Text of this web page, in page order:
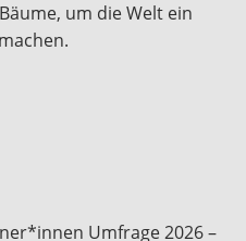
um die Welt ein
Umfrage 2026 –